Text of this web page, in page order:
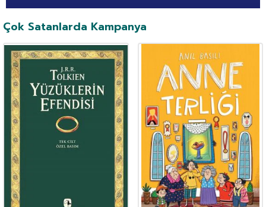
Çok Satanlarda Kampanya